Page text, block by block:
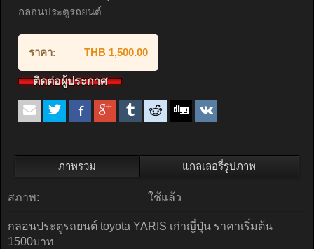
กลอนประตูรถยนต์
ราคา: THB 1,500.00
ติดต่อผู้ประกาศ
ภาพรวม แกลเลอรี่รูปภาพ
สภาพ: ใช้แล้ว
กลอนประตูรถยนต์ toyota YARIS เก่าญี่ปุ่น ราคาเริ่มต้น
1500บาท